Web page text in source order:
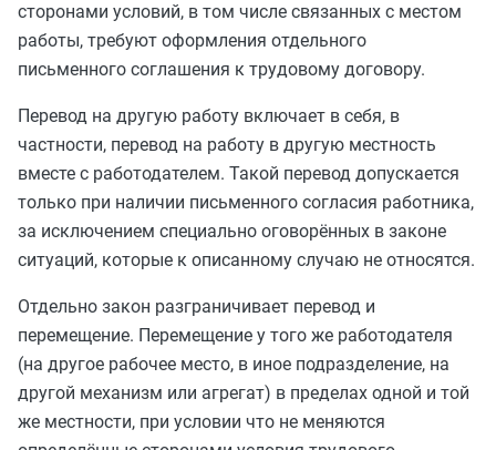
сторонами условий, в том числе связанных с местом
работы, требуют оформления отдельного
письменного соглашения к трудовому договору.
Перевод на другую работу включает в себя, в
частности, перевод на работу в другую местность
вместе с работодателем. Такой перевод допускается
только при наличии письменного согласия работника,
за исключением специально оговорённых в законе
ситуаций, которые к описанному случаю не относятся.
Отдельно закон разграничивает перевод и
перемещение. Перемещение у того же работодателя
(на другое рабочее место, в иное подразделение, на
другой механизм или агрегат) в пределах одной и той
же местности, при условии что не меняются